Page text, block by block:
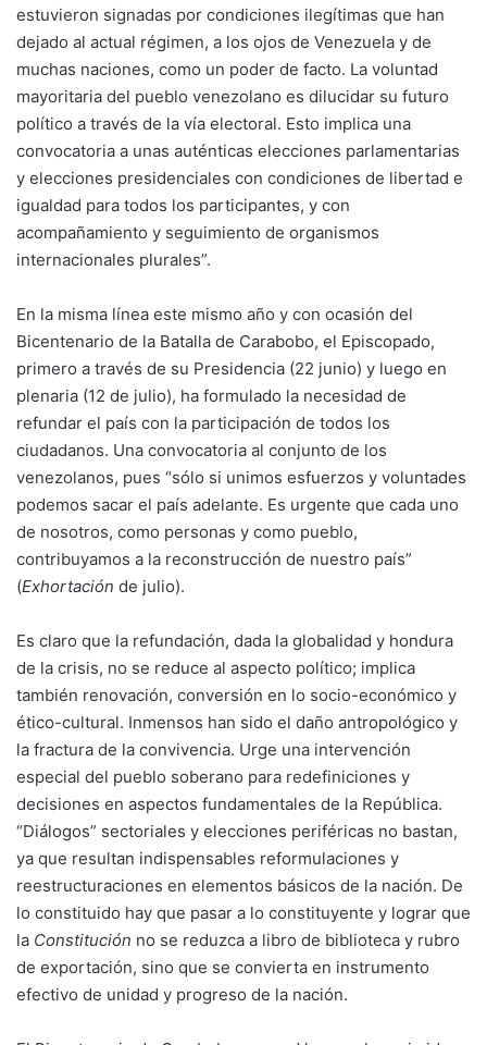
estuvieron signadas por condiciones ilegítimas que han
dejado al actual régimen, a los ojos de Venezuela y de
muchas naciones, como un poder de facto. La voluntad
mayoritaria del pueblo venezolano es dilucidar su futuro
político a través de la vía electoral. Esto implica una
convocatoria a unas auténticas elecciones parlamentarias
y elecciones presidenciales con condiciones de libertad e
igualdad para todos los participantes, y con
acompañamiento y seguimiento de organismos
internacionales plurales”.
En la misma línea este mismo año y con ocasión del
Bicentenario de la Batalla de Carabobo, el Episcopado,
primero a través de su Presidencia (22 junio) y luego en
plenaria (12 de julio), ha formulado la necesidad de
refundar el país con la participación de todos los
ciudadanos. Una convocatoria al conjunto de los
venezolanos, pues “sólo si unimos esfuerzos y voluntades
podemos sacar el país adelante. Es urgente que cada uno
de nosotros, como personas y como pueblo,
contribuyamos a la reconstrucción de nuestro país”
(Exhortación de julio).
Es claro que la refundación, dada la globalidad y hondura
de la crisis, no se reduce al aspecto político; implica
también renovación, conversión en lo socio-económico y
ético-cultural. Inmensos han sido el daño antropológico y
la fractura de la convivencia. Urge una intervención
especial del pueblo soberano para redefiniciones y
decisiones en aspectos fundamentales de la República.
“Diálogos” sectoriales y elecciones periféricas no bastan,
ya que resultan indispensables reformulaciones y
reestructuraciones en elementos básicos de la nación. De
lo constituido hay que pasar a lo constituyente y lograr que
la Constitución no se reduzca a libro de biblioteca y rubro
de exportación, sino que se convierta en instrumento
efectivo de unidad y progreso de la nación.